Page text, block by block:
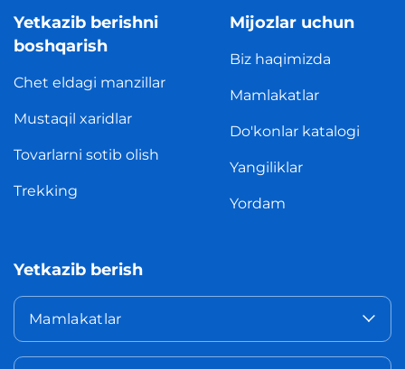
Yetkazib berishni
boshqarish
Chet eldagi manzillar
Mustaqil xaridlar
Tovarlarni sotib olish
Trekking
Mijozlar uchun
Biz haqimizda
Mamlakatlar
Do'konlar katalogi
Yangiliklar
Yordam
Yetkazib berish
Mamlakatlar